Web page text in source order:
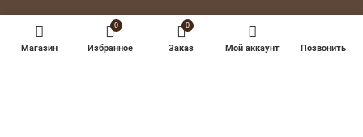
ТРЦ «Galileo» 3й этаж
Магазин
0
Избранное
0
Заказ Мой аккаунт Позвонить